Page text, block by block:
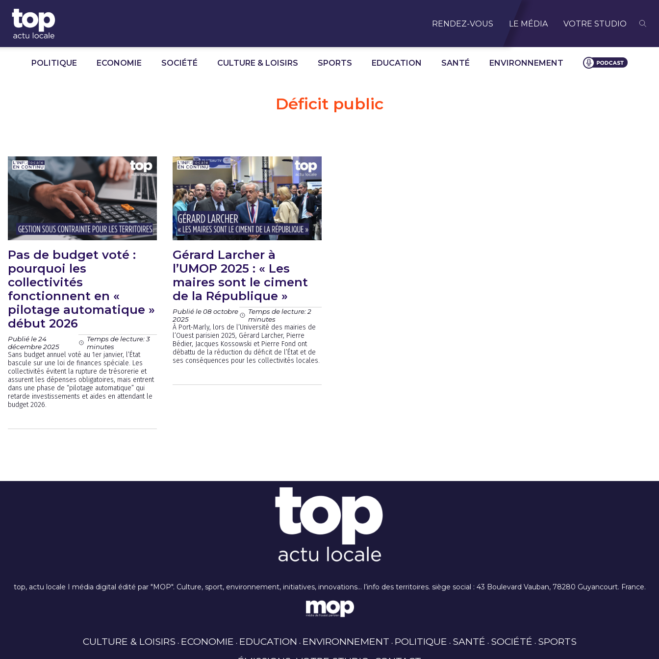
RENDEZ-VOUS LE MÉDIA VOTRE STUDIO
POLITIQUE ECONOMIE SOCIÉTÉ CULTURE & LOISIRS SPORTS EDUCATION SANTÉ ENVIRONNEMENT
Déficit public
Pas de budget voté :
pourquoi les
collectivités
fonctionnent en «
pilotage automatique »
début 2026
Publié le 24
décembre 2025
Temps de lecture: 3
minutes
Sans budget annuel voté au 1er janvier, l’État
bascule sur une loi de finances spéciale. Les
collectivités évitent la rupture de trésorerie et
assurent les dépenses obligatoires, mais entrent
dans une phase de “pilotage automatique” qui
retarde investissements et aides en attendant le
budget 2026.
Gérard Larcher à
l’UMOP 2025 : « Les
maires sont le ciment
de la République »
Publié le 08 octobre
2025
Temps de lecture: 2
minutes
À Port-Marly, lors de l’Université des mairies de
l’Ouest parisien 2025, Gérard Larcher, Pierre
Bédier, Jacques Kossowski et Pierre Fond ont
débattu de la réduction du déficit de l’État et de
ses conséquences pour les collectivités locales.
top, actu locale I média digital édité par "MOP". Culture, sport, environnement, initiatives, innovations… l’info des territoires. siège social : 43 Boulevard Vauban, 78280 Guyancourt. France.
CULTURE & LOISIRS ECONOMIE EDUCATION ENVIRONNEMENT POLITIQUE SANTÉ SOCIÉTÉ SPORTS